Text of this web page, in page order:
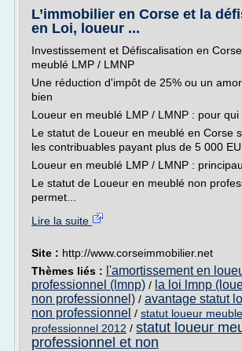
L’immobilier en Corse et la
en Loi, loueur ...
Investissement et Défiscalisation en
meublé LMP / LMNP
Une réduction d'impôt de 25% ou un
bien
Loueur en meublé LMP / LMNP : pour qui
Le statut de Loueur en meublé en Corse
les contribuables payant plus de 5 000
Loueur en meublé LMP / LMNP :
Le statut de Loueur en meublé non
permet...
Lire la suite
Site : http://www.corseimmobilier.net
Thèmes liés : l'amortissement en
professionnel (lmnp) / la loi lmnp
non professionnel) / avantage statut
non professionnel / statut loueur
professionnel 2012 / statut loueur
professionnel et non